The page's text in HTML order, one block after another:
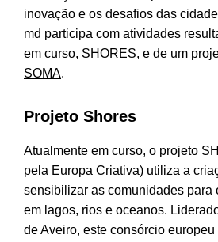
inovação e os desafios das
md participa com atividades
em curso, SHORES, e de um
SOMA.
Projeto Shores
Atualmente em curso, o projeto
pela Europa Criativa) utiliza a
sensibilizar as comunidades para
em lagos, rios e oceanos.
de Aveiro, este consórcio